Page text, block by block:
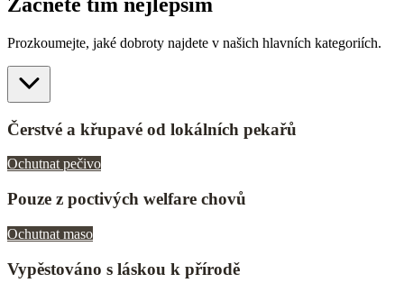
Prozkoumejte, jaké dobroty najdete v našich hlavních kategoriích.
Čerstvé a křupavé od lokálních pekařů
Ochutnat pečivo
Pouze z poctivých welfare chovů
Ochutnat maso
Vypěstováno s láskou k přírodě